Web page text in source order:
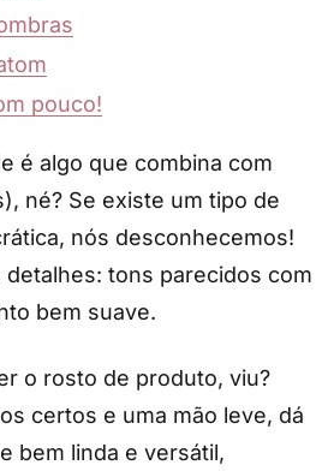
pouco!
é algo que combina com
né? Se existe um tipo de
nós desconhecemos!
tons parecidos com
bem suave.
o rosto de produto, viu?
certos e uma mão leve, dá
bem linda e versátil,